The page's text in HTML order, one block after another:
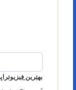
بهترین